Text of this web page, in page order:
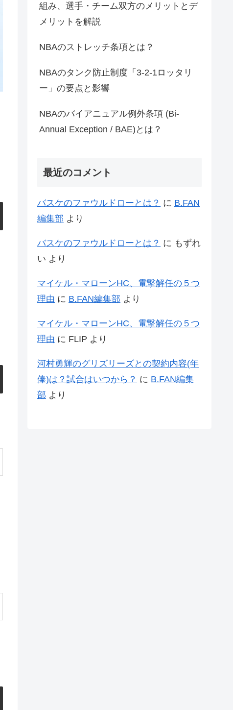
組み、選手・チーム双方のメリットとデ
メリットを解説
NBAのストレッチ条項とは？
NBAのタンク防止制度「3-2-1ロッタリ
ー」の要点と影響
NBAのバイアニュアル例外条項 (Bi-
Annual Exception / BAE)とは？
最近のコメント
バスケのファウルドローとは？ に B.FAN
編集部 より
バスケのファウルドローとは？ に もずれ
い より
マイケル・マローンHC、電撃解任の５つ
理由 に B.FAN編集部 より
マイケル・マローンHC、電撃解任の５つ
理由 に FLIP より
河村勇輝のグリズリーズとの契約内容(年
俸)は？試合はいつから？ に B.FAN編集
部 より